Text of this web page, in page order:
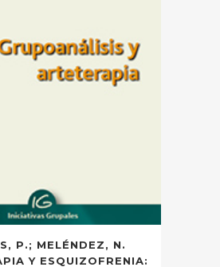
P.; MELÉNDEZ, N.
Y ESQUIZOFRENIA: